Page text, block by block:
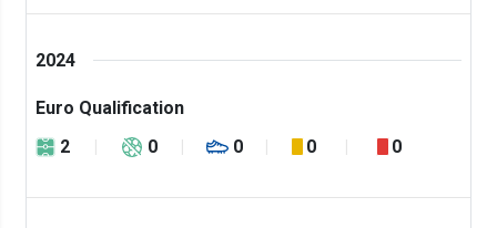
2024
Euro Qualification
2
0 0 0 0